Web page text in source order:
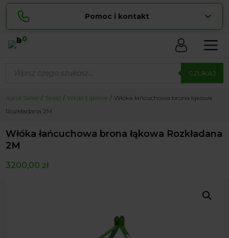
Pomoc i kontakt
Sylwia
pokaż numer
729 856 ... pokaż numer
0
produktów SZUKAJ
Agrol Sklep Sklep Włóki Łąkowe
Włóka łańcuchowa brona łąkowa
Rozkładana 2M
Włóka łańcuchowa brona łąkowa Rozkładana
2M
3200,00 zł